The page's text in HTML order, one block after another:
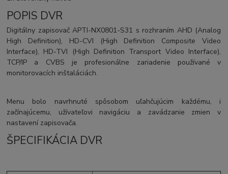
POPIS DVR
Digitálny zapisovač APTI-NX0801-S31 s rozhraním AHD (Analog
High Definition), HD-CVI (High Definition Composite Video
Interface), HD-TVI (High Definition Transport Video Interface),
TCP/IP a CVBS je profesionálne zariadenie používané v
monitorovacích inštaláciách.
Menu bolo navrhnuté spôsobom uľahčujúcim každému, i
začínajúcemu, užívateľovi navigáciu a zavádzanie zmien v
nastavení zapisovača.
ŠPECIFIKÁCIA DVR